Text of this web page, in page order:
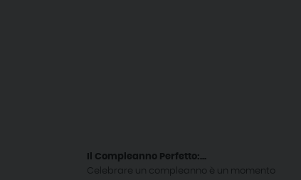
Il Compleanno Perfetto:...
Celebrare un compleanno è un momento